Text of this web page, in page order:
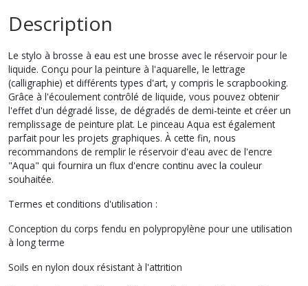
Description
Le stylo à brosse à eau est une brosse avec le réservoir pour le
liquide. Conçu pour la peinture à l'aquarelle, le lettrage
(calligraphie) et différents types d'art, y compris le scrapbooking.
Grâce à l'écoulement contrôlé de liquide, vous pouvez obtenir
l'effet d'un dégradé lisse, de dégradés de demi-teinte et créer un
remplissage de peinture plat. Le pinceau Aqua est également
parfait pour les projets graphiques. À cette fin, nous
recommandons de remplir le réservoir d'eau avec de l'encre
"Aqua" qui fournira un flux d'encre continu avec la couleur
souhaitée.
Termes et conditions d'utilisation :
Conception du corps fendu en polypropylène pour une utilisation
à long terme
Soils en nylon doux résistant à l'attrition